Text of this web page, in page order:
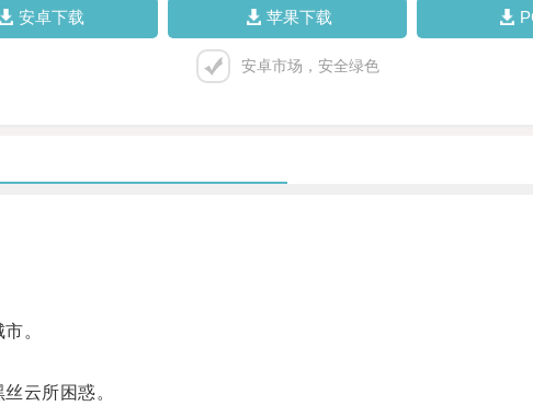
安卓下载 苹果下载
安卓市场，安全绿色
。
云所困惑。